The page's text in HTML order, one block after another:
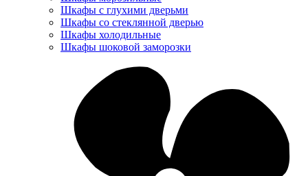
Шкафы с глухими дверьми
Шкафы со стеклянной дверью
Шкафы холодильные
Шкафы шоковой заморозки